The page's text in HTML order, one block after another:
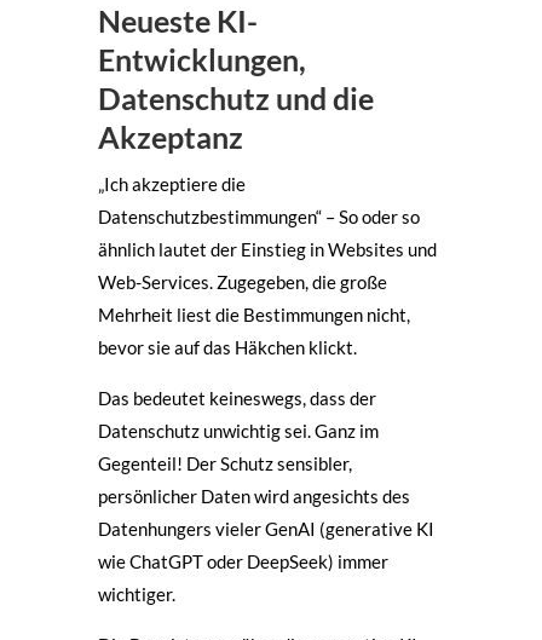
Neueste KI-
Entwicklungen,
Datenschutz und die
Akzeptanz
„Ich akzeptiere die
Datenschutzbestimmungen“ – So oder so
ähnlich lautet der Einstieg in Websites und
Web-Services. Zugegeben, die große
Mehrheit liest die Bestimmungen nicht,
bevor sie auf das Häkchen klickt.
Das bedeutet keineswegs, dass der
Datenschutz unwichtig sei. Ganz im
Gegenteil! Der Schutz sensibler,
persönlicher Daten wird angesichts des
Datenhungers vieler GenAI (generative KI
wie ChatGPT oder DeepSeek) immer
wichtiger.